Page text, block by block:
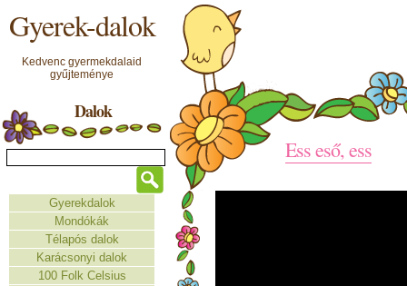
Gyerek-dalok
Kedvenc gyermekdalaid
gyűjteménye
Dalok
Gyerekdalok
Mondókák
Télapós dalok
Karácsonyi dalok
100 Folk Celsius
Ess eső, ess